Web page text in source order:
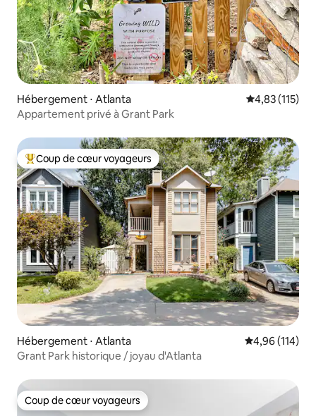
Hébergement ⋅ Atlanta Évaluation
4,83 (115)
Appartement privé à Grant Park
Coups de cœur voyageurs les plus appréciés
Coup de cœur voyageurs
Hébergement ⋅ Atlanta Évaluation
4,96 (114)
Grant Park historique / joyau d'Atlanta
Coup de cœur voyageurs
Coup de cœur voyageurs